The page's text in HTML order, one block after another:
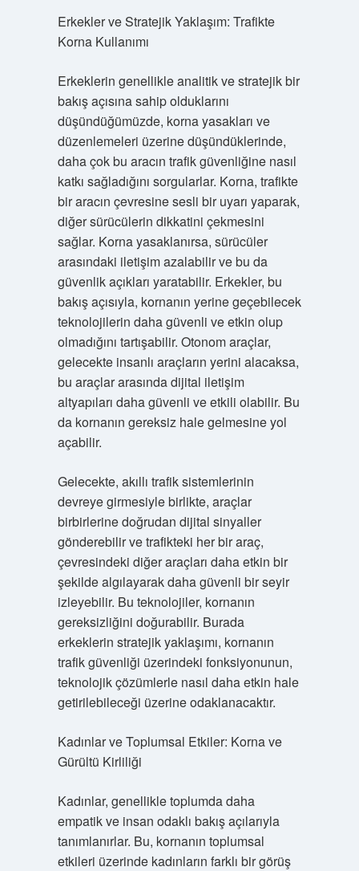
Erkekler ve Stratejik Yaklaşım: Trafikte
Korna Kullanımı
Erkeklerin genellikle analitik ve stratejik bir
bakış açısına sahip olduklarını
düşündüğümüzde, korna yasakları ve
düzenlemeleri üzerine düşündüklerinde,
daha çok bu aracın trafik güvenliğine nasıl
katkı sağladığını sorgularlar. Korna, trafikte
bir aracın çevresine sesli bir uyarı yaparak,
diğer sürücülerin dikkatini çekmesini
sağlar. Korna yasaklanırsa, sürücüler
arasındaki iletişim azalabilir ve bu da
güvenlik açıkları yaratabilir. Erkekler, bu
bakış açısıyla, kornanın yerine geçebilecek
teknolojilerin daha güvenli ve etkin olup
olmadığını tartışabilir. Otonom araçlar,
gelecekte insanlı araçların yerini alacaksa,
bu araçlar arasında dijital iletişim
altyapıları daha güvenli ve etkili olabilir. Bu
da kornanın gereksiz hale gelmesine yol
açabilir.
Gelecekte, akıllı trafik sistemlerinin
devreye girmesiyle birlikte, araçlar
birbirlerine doğrudan dijital sinyaller
gönderebilir ve trafikteki her bir araç,
çevresindeki diğer araçları daha etkin bir
şekilde algılayarak daha güvenli bir seyir
izleyebilir. Bu teknolojiler, kornanın
gereksizliğini doğurabilir. Burada
erkeklerin stratejik yaklaşımı, kornanın
trafik güvenliği üzerindeki fonksiyonunun,
teknolojik çözümlerle nasıl daha etkin hale
getirilebileceği üzerine odaklanacaktır.
Kadınlar ve Toplumsal Etkiler: Korna ve
Gürültü Kirliliği
Kadınlar, genellikle toplumda daha
empatik ve insan odaklı bakış açılarıyla
tanımlanırlar. Bu, kornanın toplumsal
etkileri üzerinde kadınların farklı bir görüş